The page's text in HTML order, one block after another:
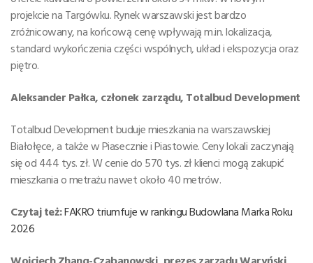
projekcie na Targówku. Rynek warszawski jest bardzo
zróżnicowany, na końcową cenę wpływają m.in. lokalizacja,
standard wykończenia części wspólnych, układ i ekspozycja oraz
piętro.
Aleksander Pałka, członek zarządu, Totalbud Development
Totalbud Development buduje mieszkania na warszawskiej
Białołęce, a także w Piasecznie i Piastowie. Ceny lokali zaczynają
się od 444 tys. zł. W cenie do 570 tys. zł klienci mogą zakupić
mieszkania o metrażu nawet około 40 metrów.
Czytaj też:FAKRO triumfuje w rankingu Budowlana Marka Roku
2026